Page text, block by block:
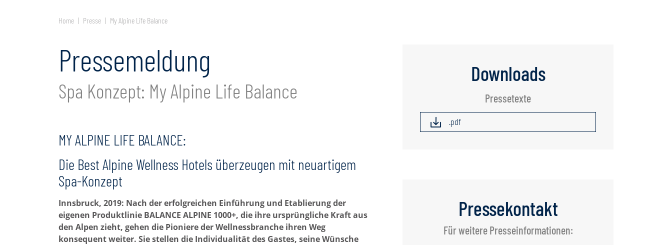
Home Presse My Alpine Life Balance
Pressemeldung
Spa Konzept: My Alpine Life Balance
MY ALPINE LIFE BALANCE:
Die Best Alpine Wellness Hotels überzeugen mit neuartigem
Spa-Konzept
Innsbruck, 2019: Nach der erfolgreichen Einführung und Etablierung der
eigenen Produktlinie BALANCE ALPINE 1000+, die ihre ursprüngliche Kraft aus
den Alpen zieht, gehen die Pioniere der Wellnessbranche ihren Weg
konsequent weiter. Sie stellen die Individualität des Gastes, seine Wünsche
Downloads
Pressetexte
.pdf
Pressekontakt
Für weitere Presseinformationen: